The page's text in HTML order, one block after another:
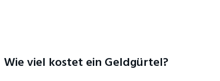
Wie viel kostet ein Geldgürtel?